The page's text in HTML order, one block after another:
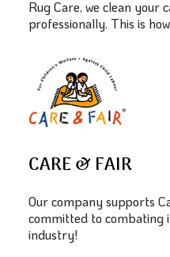
Rug Care, we clean your
professionally. This is
CARE & FAIR
Our company supports
committed to combating
industry!